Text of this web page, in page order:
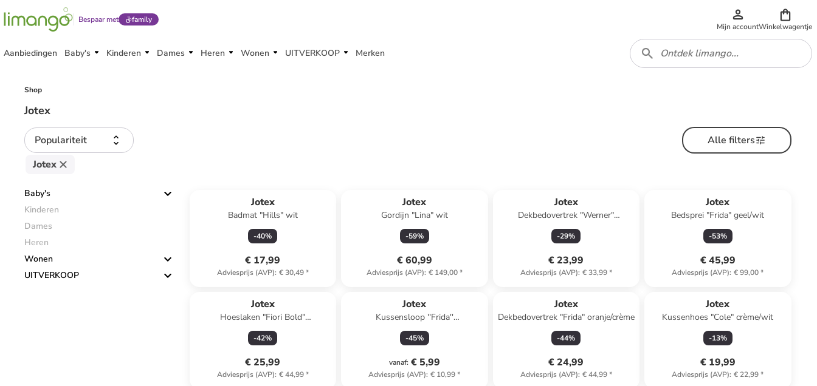
Bespaar met family
Mijn accountWinkelwagentje
Aanbiedingen Baby's Kinderen Dames Heren Wonen UITVERKOOP Merken
Shop
Jotex
Populariteit
Alle filters
Jotex
Baby's
Kinderen
Dames
Heren
Wonen
UITVERKOOP
Jotex
Badmat "Hills" wit
-40%
€ 17,99
Adviesprijs (AVP): € 30,49*
Jotex
Gordijn "Lina" wit
-59%
€ 60,99
Adviesprijs (AVP): € 149,00*
Jotex
Dekbedovertrek "Werner"
groen/lichtroze
-29%
€ 23,99
Adviesprijs (AVP): € 33,99*
Jotex
Bedsprei "Frida" geel/wit
-53%
€ 45,99
Adviesprijs (AVP): € 99,00*
Jotex
Hoeslaken "Fiori Bold"
lichtbruin/lichtroze/lichtblauw
-42%
€ 25,99
Adviesprijs (AVP): € 44,99*
Jotex
Kussensloop ''Frida''
lichtblauw/groen
-45%
vanaf: € 5,99
Adviesprijs (AVP): € 10,99*
Jotex
Dekbedovertrek "Frida" oranje/crème
-44%
€ 24,99
Adviesprijs (AVP): € 44,99*
Jotex
Kussenhoes "Cole" crème/wit
-13%
€ 19,99
Adviesprijs (AVP): € 22,99*